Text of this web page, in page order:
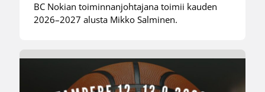
BC Nokian toiminnanjohtajana toimii kauden
2026–2027 alusta Mikko Salminen.